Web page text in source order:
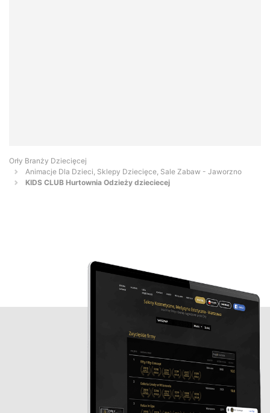
Orły Branży Dziecięcej
Animacje Dla Dzieci, Sklepy Dziecięce, Sale Zabaw - Jaworzno
KIDS CLUB Hurtownia Odzieży dzieciecej